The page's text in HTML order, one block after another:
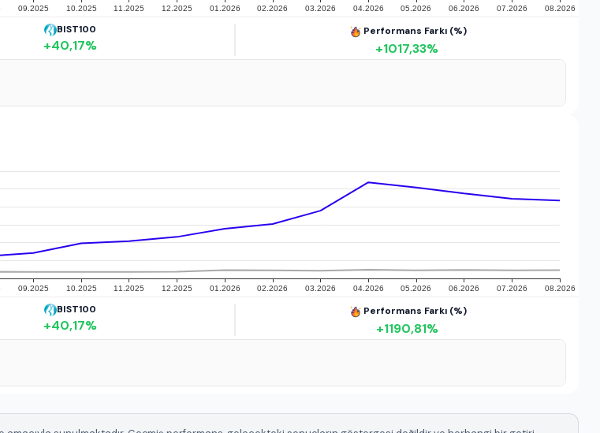
BIST100
+40,17%
Performans Farkı (%)
+1017,33%
BIST100
+40,17%
Performans Farkı (%)
+1190,81%